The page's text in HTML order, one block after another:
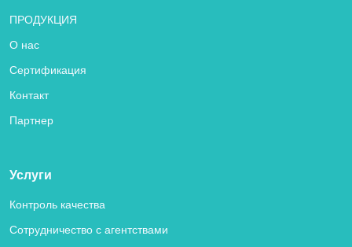
ПРОДУКЦИЯ
О нас
Сертификация
Контакт
Партнер
Услуги
Контроль качества
Сотрудничество с агентствами